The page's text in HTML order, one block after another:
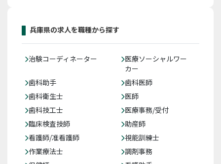
兵庫県の求人を職種から探す
治験コーディネーター
医療ソーシャルワー
カー
歯科助手
歯科医師
歯科衛生士
医師
歯科技工士
医療事務/受付
臨床検査技師
助産師
看護師/准看護師
視能訓練士
作業療法士
調剤事務